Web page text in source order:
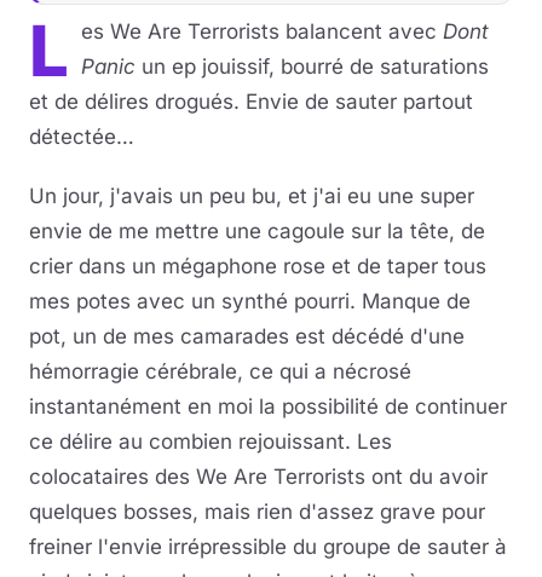
L es We Are Terrorists balancent avec Dont
Panic un ep jouissif, bourré de saturations
et de délires drogués. Envie de sauter partout
détectée…
Un jour, j'avais un peu bu, et j'ai eu une super
envie de me mettre une cagoule sur la tête, de
crier dans un mégaphone rose et de taper tous
mes potes avec un synthé pourri. Manque de
pot, un de mes camarades est décédé d'une
hémorragie cérébrale, ce qui a nécrosé
instantanément en moi la possibilité de continuer
ce délire au combien rejouissant. Les
colocataires des We Are Terrorists ont du avoir
quelques bosses, mais rien d'assez grave pour
freiner l'envie irrépressible du groupe de sauter à